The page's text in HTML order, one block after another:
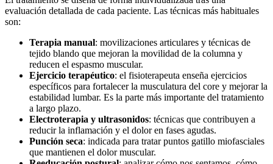
evaluación detallada de cada paciente. Las técnicas más habituales
son:
Terapia manual: movilizaciones articulares y técnicas de
tejido blando que mejoran la movilidad de la columna y
reducen el espasmo muscular.
Ejercicio terapéutico: el fisioterapeuta enseña ejercicios
específicos para fortalecer la musculatura del core y mejorar la
estabilidad lumbar. Es la parte más importante del tratamiento
a largo plazo.
Electroterapia y ultrasonidos: técnicas que contribuyen a
reducir la inflamación y el dolor en fases agudas.
Punción seca: indicada para tratar puntos gatillo miofasciales
que mantienen el dolor muscular.